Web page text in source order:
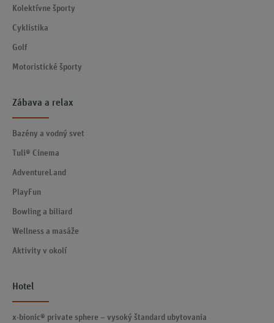
Kolektívne športy
Cyklistika
Golf
Motoristické športy
Zábava a relax
Bazény a vodný svet
Tuli® Cinema
AdventureLand
PlayFun
Bowling a biliard
Wellness a masáže
Aktivity v okolí
Hotel
x-bionic® private sphere – vysoký štandard ubytovania